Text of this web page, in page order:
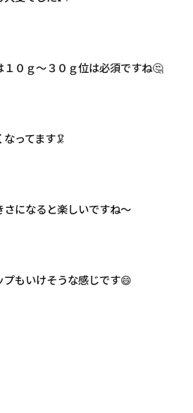
０ｇ～３０ｇ位は必須ですね🤔
ってます🦑
さになると楽しいですね～
もいけそうな感じです😄